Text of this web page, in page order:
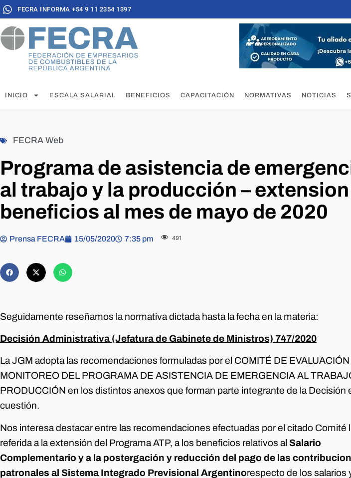
FECRA INFORMA +54 9 11 2354 1397
INICIO ESCALA SALARIAL BENEFICIOS CAPACITACIÓN NORMATIVAS NOTICIAS
FECRA Web
Programa de asistencia de
al trabajo y la producción –
beneficios al mes de mayo de 2020
Prensa FECRA 15/05/2020 7:35 pm 491
Seguidamente reseñamos la normativa dictada hasta la fecha en la materia:
Decisión Administrativa (Jefatura de Gabinete de Ministros) 747/2020
La JGM adopta las recomendaciones formuladas por el COMITÉ DE EVALUACIÓN
MONITOREO DEL PROGRAMA DE ASISTENCIA DE EMERGENCIA AL
PRODUCCIÓN en los distintos anexos que forman parte integrante de la Decisión
cuestión.
Nos interesa destacar entre las recomendaciones efectuadas por el citado Comité
referida a la extensión del Programa ATP, a los beneficios relativos al Salario
Complementario y a la postergación y reducción del pago de las
patronales al Sistema Integrado Previsional Argentinorespecto de los salarios